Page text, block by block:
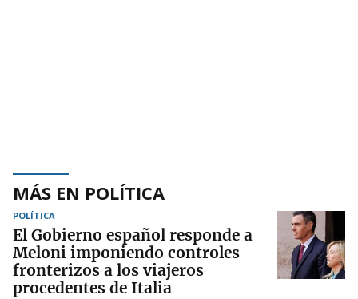
MÁS EN POLÍTICA
POLÍTICA
El Gobierno español responde a
Meloni imponiendo controles
fronterizos a los viajeros
procedentes de Italia